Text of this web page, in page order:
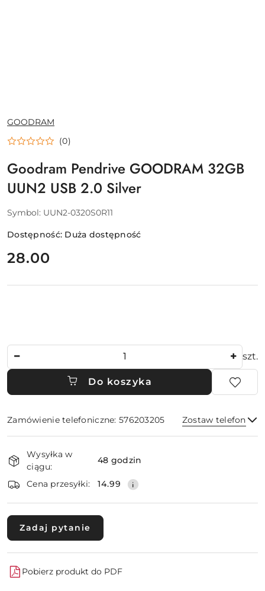
NAZWA
PRODUCENTA:
GOODRAM
(0)
Goodram Pendrive GOODRAM 32GB
UUN2 USB 2.0 Silver
Symbol: UUN2-0320S0R11
Dostępność: Duża dostępność
cena:
28.00
szt.
Do koszyka
Zamówienie telefoniczne: 576203205 Zostaw telefon
Dostępność
i
dostawa
Wysyłka w
ciągu:
48 godzin
Cena przesyłki: 14.99
Zadaj pytanie
Pobierz produkt do PDF